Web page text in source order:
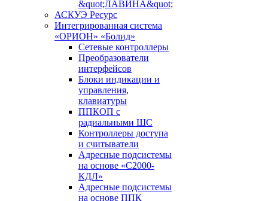
&quot;ЛАВИНА&quot;
АСКУЭ Ресурс
Интегрированная система
«ОРИОН» «Болид»
Сетевые контроллеры
Преобразователи
интерфейсов
Блоки индикации и
управления,
клавиатуры
ППКОП с
радиальными ШС
Контроллеры доступа
и считыватели
Адресные подсистемы
на основе «С2000-
КДЛ»
Адресные подсистемы
на основе ППК